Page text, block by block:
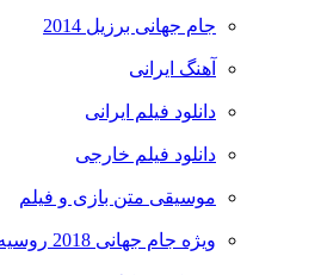
جام جهانی برزیل 2014
آهنگ ایرانی
دانلود فیلم ایرانی
دانلود فیلم خارجی
موسیقی متن بازی و فیلم
ویژه جام جهانی 2018 روسیه